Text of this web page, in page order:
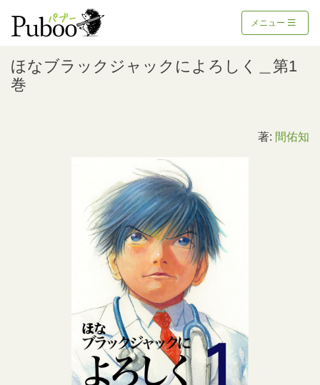
メニュー
ほなブラックジャックによろしく＿第1
巻
著: 間佑知